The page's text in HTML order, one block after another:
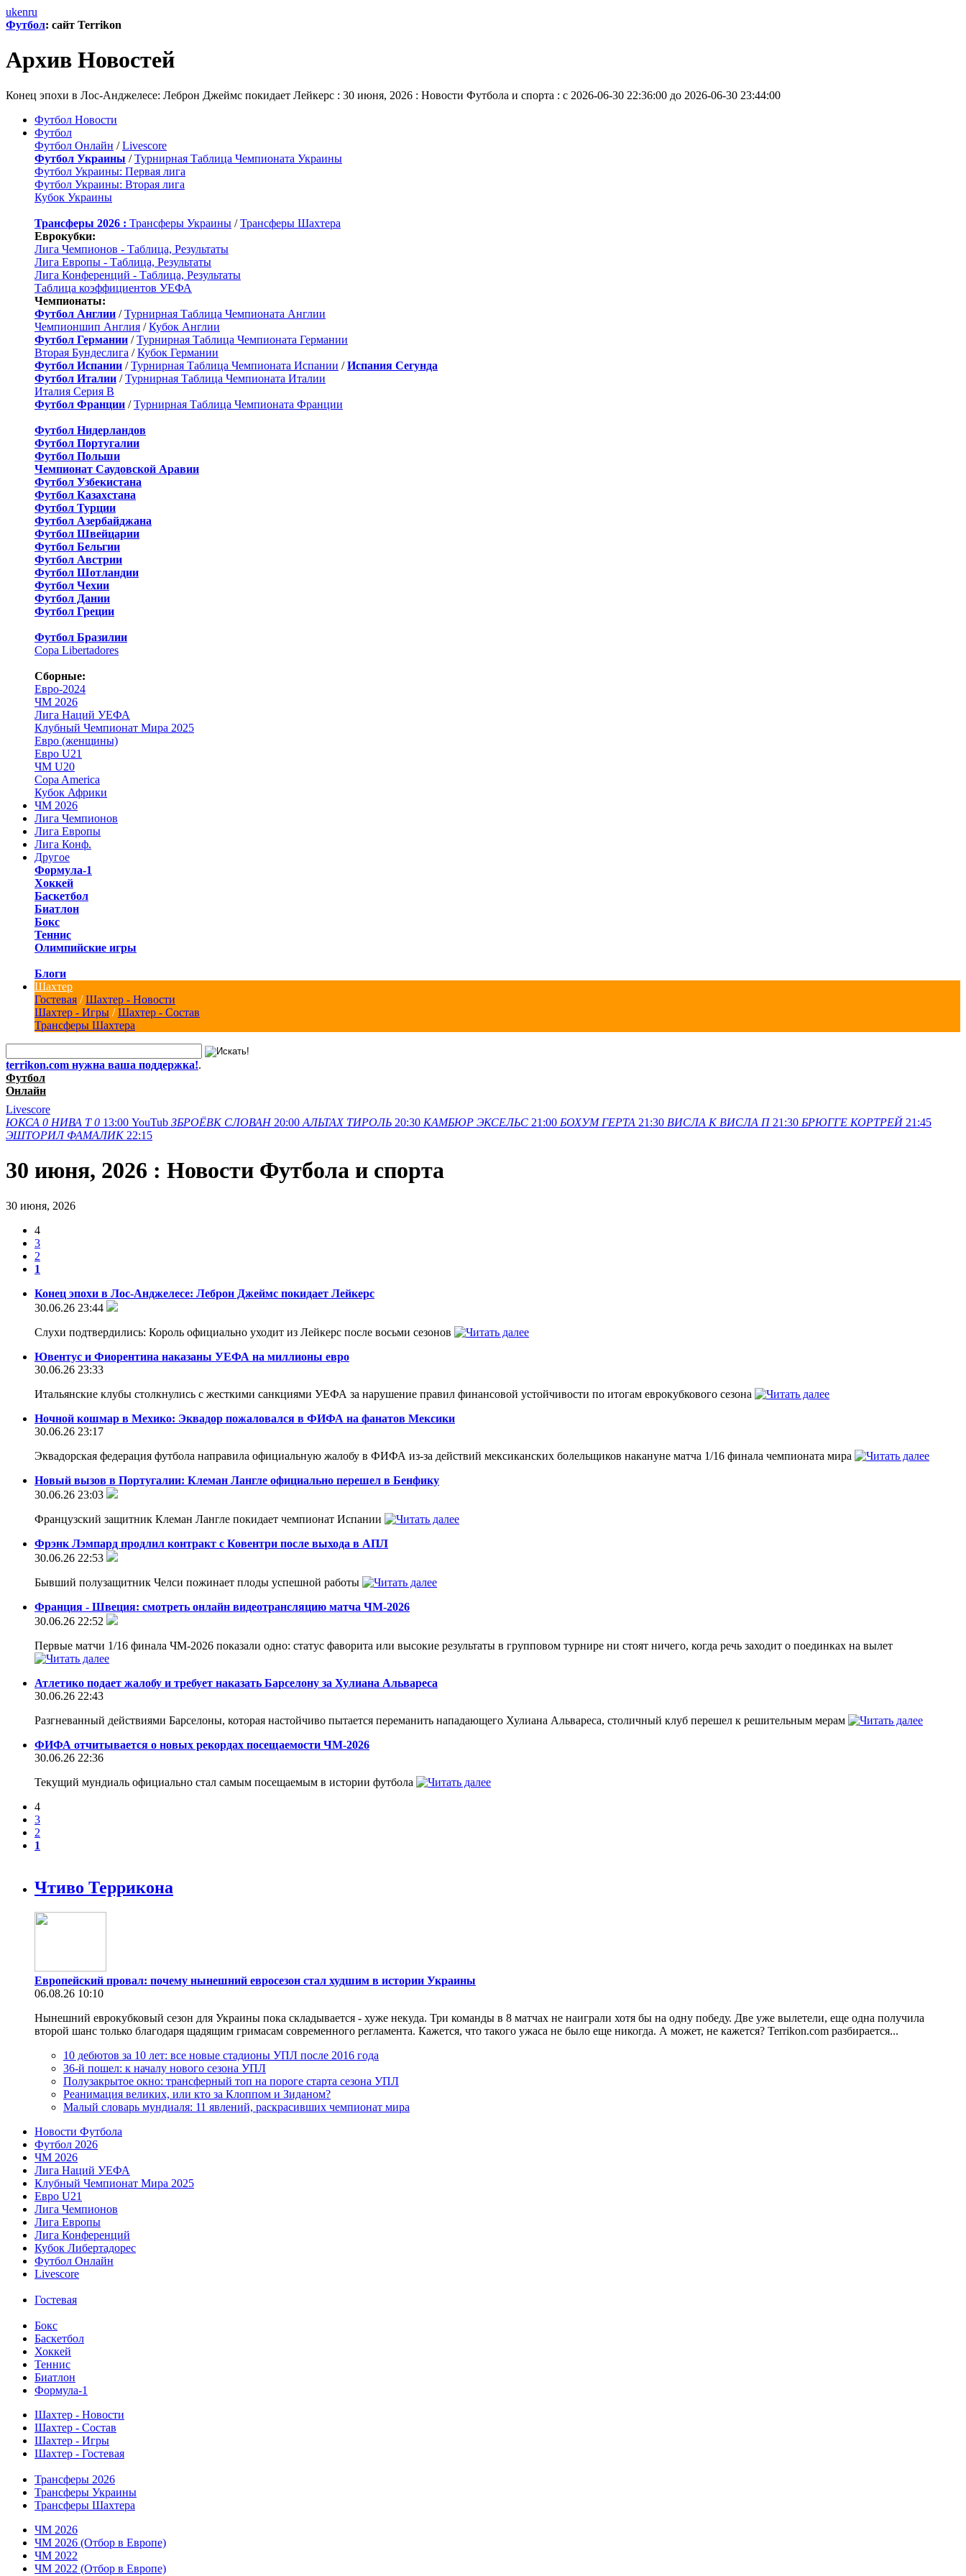
ukenru
Футбол: сайт Terrikon
Архив Новостей
Конец эпохи в Лос-Анджелесе: Леброн Джеймс покидает Лейкерс : 30 июня, 2026 : Новости Футбола и спорта : с 2026-06-30 22:36:00 до 2026-06-30 23:44:00
Футбол Новости
Футбол
Футбол Онлайн /Livescore
Футбол Украины /Турнирная Таблица Чемпионата Украины
Футбол Украины: Первая лига
Футбол Украины: Вторая лига
Кубок Украины
Трансферы 2026 : Трансферы Украины /Трансферы Шахтера
Еврокубки:
Лига Чемпионов - Таблица, Результаты
Лига Европы - Таблица, Результаты
Лига Конференций - Таблица, Результаты
Таблица коэффициентов УЕФА
Чемпионаты:
Футбол Англии /Турнирная Таблица Чемпионата Англии
Чемпионшип Англия /Кубок Англии
Футбол Германии /Турнирная Таблица Чемпионата Германии
Вторая Бундеслига /Кубок Германии
Футбол Испании /Турнирная Таблица Чемпионата Испании /Испания Сегунда
Футбол Италии /Турнирная Таблица Чемпионата Италии
Италия Серия B
Футбол Франции /Турнирная Таблица Чемпионата Франции
Футбол Нидерландов
Футбол Португалии
Футбол Польши
Чемпионат Саудовской Аравии
Футбол Узбекистана
Футбол Казахстана
Футбол Турции
Футбол Азербайджана
Футбол Швейцарии
Футбол Бельгии
Футбол Австрии
Футбол Шотландии
Футбол Чехии
Футбол Дании
Футбол Греции
Футбол Бразилии
Copa Libertadores
Сборные:
Евро-2024
ЧМ 2026
Лига Наций УЕФА
Клубный Чемпионат Мира 2025
Евро (женщины)
Евро U21
ЧМ U20
Copa America
Кубок Африки
ЧМ 2026
Лига Чемпионов
Лига Европы
Лига Конф.
Другое
Формула-1
Хоккей
Баскетбол
Биатлон
Бокс
Теннис
Олимпийские игры
Блоги
Шахтер
Гостевая /Шахтер - Новости
Шахтер - Игры /Шахтер - Состав
Трансферы Шахтера
terrikon.com нужна ваша поддержка!.
Футбол
Онлайн
Livescore
ЮКСА 0 НИВА Т 0 13:00 YouTub ЗБРОЁВК СЛОВАН 20:00 АЛЬТАХ ТИРОЛЬ 20:30 КАМБЮР ЭКСЕЛЬС 21:00 БОХУМ ГЕРТА 21:30 ВИСЛА K ВИСЛА П 21:30 БРЮГГЕ КОРТРЕЙ 21:45
ЭШТОРИЛ ФАМАЛИК 22:15
30 июня, 2026 : Новости Футбола и спорта
30 июня, 2026
4
3
2
1
Конец эпохи в Лос-Анджелесе: Леброн Джеймс покидает Лейкерс
30.06.26 23:44
Слухи подтвердились: Король официально уходит из Лейкерс после восьми сезонов
Ювентус и Фиорентина наказаны УЕФА на миллионы евро
30.06.26 23:33
Итальянские клубы столкнулись с жесткими санкциями УЕФА за нарушение правил финансовой устойчивости по итогам еврокубкового сезона
Ночной кошмар в Мехико: Эквадор пожаловался в ФИФА на фанатов Мексики
30.06.26 23:17
Эквадорская федерация футбола направила официальную жалобу в ФИФА из-за действий мексиканских болельщиков накануне матча 1/16 финала чемпионата мира
Новый вызов в Португалии: Клеман Лангле официально перешел в Бенфику
30.06.26 23:03
Французский защитник Клеман Лангле покидает чемпионат Испании
Фрэнк Лэмпард продлил контракт с Ковентри после выхода в АПЛ
30.06.26 22:53
Бывший полузащитник Челси пожинает плоды успешной работы
Франция - Швеция: смотреть онлайн видеотрансляцию матча ЧМ-2026
30.06.26 22:52
Первые матчи 1/16 финала ЧМ-2026 показали одно: статус фаворита или высокие результаты в групповом турнире ни стоят ничего, когда речь заходит о поединках на вылет
Атлетико подает жалобу и требует наказать Барселону за Хулиана Альвареса
30.06.26 22:43
Разгневанный действиями Барселоны, которая настойчиво пытается переманить нападающего Хулиана Альвареса, столичный клуб перешел к решительным мерам
ФИФА отчитывается о новых рекордах посещаемости ЧМ-2026
30.06.26 22:36
Текущий мундиаль официально стал самым посещаемым в истории футбола
4
3
2
1
Чтиво Террикона
Европейский провал: почему нынешний евросезон стал худшим в истории Украины
06.08.26 10:10
Нынешний еврокубковый сезон для Украины пока складывается - хуже некуда. Три команды в 8 матчах не наиграли хотя бы на одну победу. Две уже вылетели, еще одна получила
второй шанс только благодаря щадящим гримасам современного регламента. Кажется, что такого ужаса не было еще никогда. А может, не кажется? Terrikon.com разбирается...
10 дебютов за 10 лет: все новые стадионы УПЛ после 2016 года
36-й пошел: к началу нового сезона УПЛ
Полузакрытое окно: трансферный топ на пороге старта сезона УПЛ
Реанимация великих, или кто за Клоппом и Зиданом?
Малый словарь мундиаля: 11 явлений, раскрасивших чемпионат мира
Новости Футбола
Футбол 2026
ЧМ 2026
Лига Наций УЕФА
Клубный Чемпионат Мира 2025
Евро U21
Лига Чемпионов
Лига Европы
Лига Конференций
Кубок Либертадорес
Футбол Онлайн
Livescore
Гостевая
Бокс
Баскетбол
Хоккей
Теннис
Биатлон
Формула-1
Шахтер - Новости
Шахтер - Состав
Шахтер - Игры
Шахтер - Гостевая
Трансферы 2026
Трансферы Украины
Трансферы Шахтера
ЧМ 2026
ЧМ 2026 (Отбор в Европе)
ЧМ 2022
ЧМ 2022 (Отбор в Европе)